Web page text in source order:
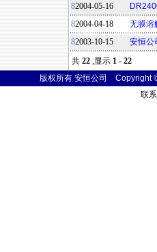
82004-05-16
82004-04-18
无膜溶
82003-10-15
安恒公
共 22 ,显示 1 - 22
版权所有 安恒公司 Copyright
联